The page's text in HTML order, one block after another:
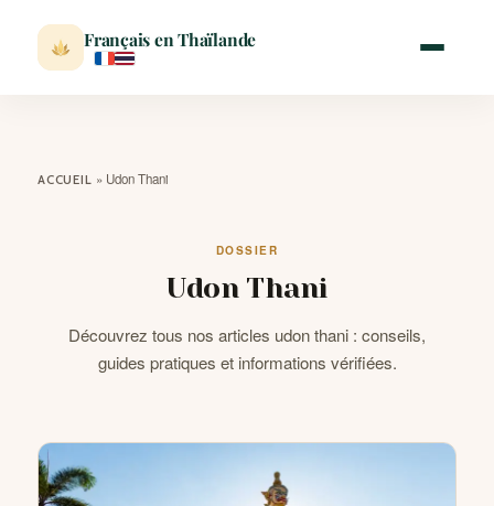
Français en Thaïlande
MÉTÉO
BLOG
ACCUEIL » Udon Thani
DOSSIER
Udon Thani
Découvrez tous nos articles udon thani : conseils,
guides pratiques et informations vérifiées.